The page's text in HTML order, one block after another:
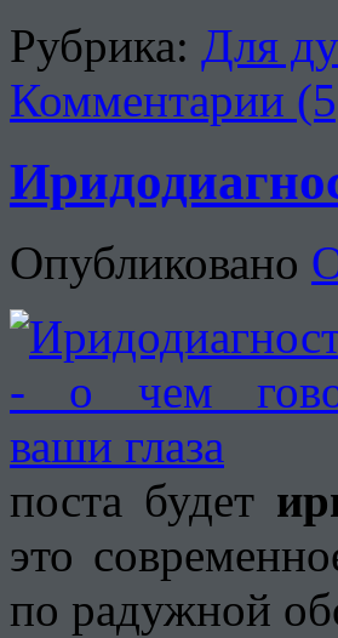
Рубрика: Для
Комментарии
Опубликовано
поста будет
это
по радужной